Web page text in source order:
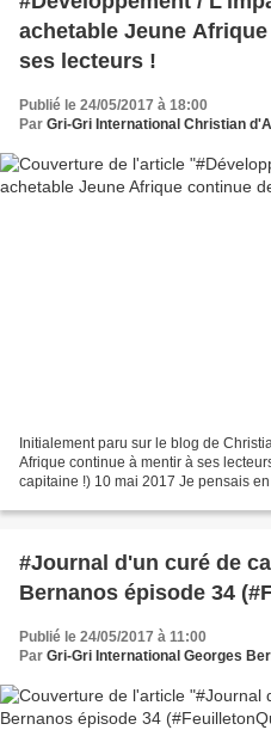
achetable Jeune
ses lecteurs !
Publié le 24/05/2017 à 18:00
Par Gri-Gri International Christian
Initialement paru sur le blog de
Afrique continue à mentir à ses
capitaine !) 10 mai 2017 Je pensais
#Journal d'un curé de
Bernanos épisode 34
Publié le 24/05/2017 à 11:00
Par Gri-Gri International Georges